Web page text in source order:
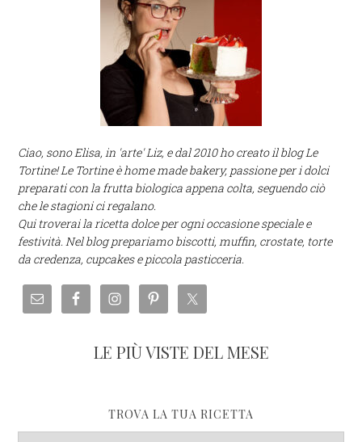
Ciao, sono Elisa, in 'arte' Liz, e dal 2010 ho creato il blog Le
Tortine! Le Tortine è home made bakery, passione per i dolci
preparati con la frutta biologica appena colta, seguendo ciò
che le stagioni ci regalano.
Qui troverai la ricetta dolce per ogni occasione speciale e
festività. Nel blog prepariamo biscotti, muffin, crostate, torte
da credenza, cupcakes e piccola pasticceria.
LE PIÙ VISTE DEL MESE
TROVA LA TUA RICETTA